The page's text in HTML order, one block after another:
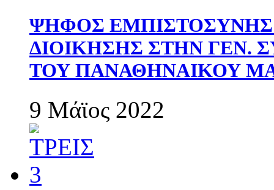
ΨΗΦΟΣ
ΔΙΟΙΚΗΣΗΣ ΣΤΗΝ ΓΕΝ.
ΤΟΥ ΠΑΝΑΘΗΝΑΙΚΟΥ
9 Μάϊος 2022